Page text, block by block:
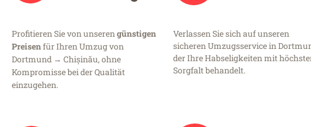
Profitieren Sie von unserengünstigen
Preisenfür Ihren Umzug von
Dortmund → Chișinău, ohne
Kompromisse bei der Qualität
einzugehen.
Verlassen Sie sich auf unseren
sicheren Umzugsservice in
der Ihre Habseligkeiten mit
Sorgfalt behandelt.